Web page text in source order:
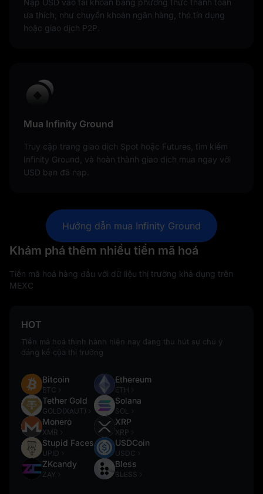
Nạp USD vào tài khoản bằng phương thức thanh toán
ưa thích, như chuyển khoản ngân hàng, thẻ tín dụng
hoặc giao dịch P2P.
Mua Infinity Ground
Truy cập trang giao dịch Spot hoặc Futures, tìm kiếm
Infinity Ground, và hoàn thành giao dịch mua ngay với
USD bạn đã nạp.
Hướng dẫn mua Infinity Ground
Khám phá thêm nhiều tiền mã hoá
Tiền mã hoá hàng đầu với dữ liệu thị trường khả dụng trên
MEXC
HOT
Tiền mã hoá thịnh hành hiện nay đang thu hút sự chú ý
đáng kể của thị trường
Bitcoin
BTC
Tether Gold
GOLD(XAUT)
Monero
XMR
Stupid Faces
UPID
ZKcandy
ZAY
Ethereum
ETH
Solana
SOL
XRP
XRP
USDCoin
USDC
Bless
BLESS